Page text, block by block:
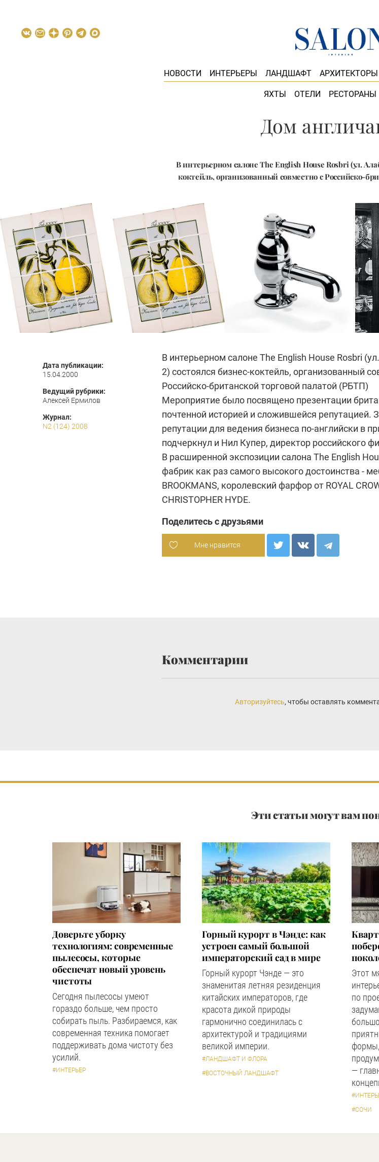
НОВОСТИ ИНТЕРЬЕРЫ ЛАНДШАФТ АРХИТЕКТОРЫ
ЯХТЫ ОТЕЛИ РЕСТОРАНЫ
Дом
В интерьерном салоне The English House Rosbri (ул.
коктейль, организованный совместно с Российско-
Дата публикации:
15.04.2000
Ведущий рубрики:
Алексей Ермилов
Журнал:
N2 (124) 2008
В интерьерном салоне The English House Rosbri
2) состоялся бизнес-коктейль, организованный
Российско-британской торговой палатой (РБТП)
Мероприятие было посвящено презентации
почтенной историей и сложившейся репутацией.
репутации для ведения бизнеса по-английски в
подчеркнул и Нил Купер, директор российского
В расширенной экспозиции салона The English
фабрик как раз самого высокого достоинства -
BROOKMANS, королевский фарфор от ROYAL
CHRISTOPHER HYDE.
Поделитесь с друзьями
Мне нравится
Комментарии
Авторизуйтесь, чтобы оставлять
Эти статьи могут вам
Доверьте уборку
технологиям: современные
пылесосы, которые
обеспечат новый уровень
чистоты
Сегодня пылесосы умеют
гораздо больше, чем просто
собирать пыль. Разбираемся, как
современная техника помогает
поддерживать дома чистоту без
усилий.
#ИНТЕРЬЕР
Горный курорт в Чэнде: как
устроен самый большой
императорский сад в мире
Горный курорт Чэнде — это
знаменитая летняя резиденция
китайских императоров, где
красота дикой природы
гармонично соединилась с
архитектурой и традициями
великой империи.
#ЛАНДШАФТ И ФЛОРА
#ВОСТОЧНЫЙ ЛАНДШАФТ
Этот
по
—
#СОЧИ